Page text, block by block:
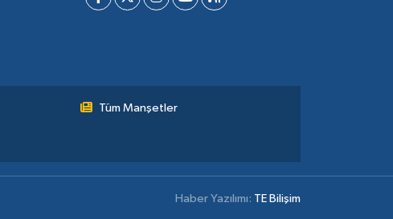
Tüm Manşetler
Haber Yazılımı: TE Bilişim